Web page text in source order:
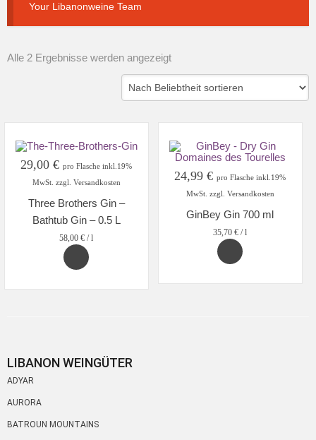
Your Libanonweine Team
Alle 2 Ergebnisse werden angezeigtNach
29,00€ pro Flasche inkl.19%
MwSt. zzgl. Versandkosten
Three Brothers Gin –
Bathtub Gin – 0.5 L
58,00€ /l
24,99€ pro Flasche inkl.19%
MwSt. zzgl. Versandkosten
GinBey Gin 700 ml
35,70€ /l
LIBANON WEINGÜTER
ADYAR
AURORA
BATROUN MOUNTAINS